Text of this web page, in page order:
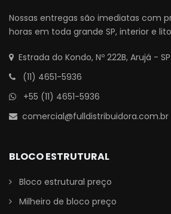
Nossas entregas são imediatas com
horas em toda grande SP, interior e
Estrada do Kondo, Nº 222B, Arujá - SP
(11) 4651-5936
+55 (11) 4651-5936
comercial@fulldistribuidora.com.br
BLOCO ESTRUTURAL
Bloco estrutural preço
Milheiro de bloco preço